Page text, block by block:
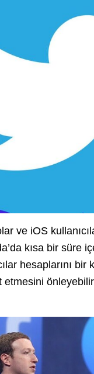
ve iOS
kısa bir süre
hesaplarını
etmesini